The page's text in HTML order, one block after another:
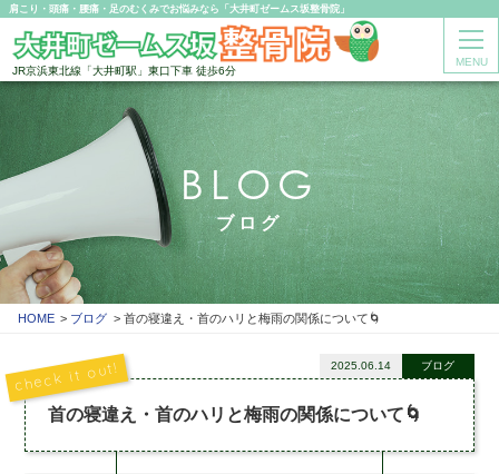
肩こり・頭痛・腰痛・足のむくみでお悩みなら「大井町ゼームス坂整骨院」
JR京浜東北線「大井町駅」東口下車 徒歩6分
MENU
BLOG
ブログ
HOME ブログ 首の寝違え・首のハリと梅雨の関係について🌀
首の寝違え・首のハリと梅雨の関係について🌀
2025.06.14 ブログ